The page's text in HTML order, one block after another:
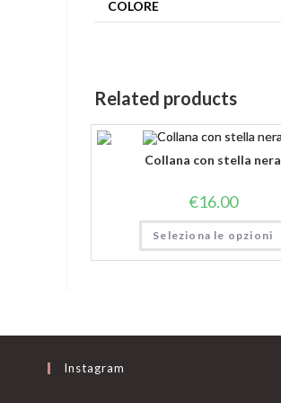
COLORE
Related products
Collana con stella nera
€16.00
Seleziona le opzioni
Instagram